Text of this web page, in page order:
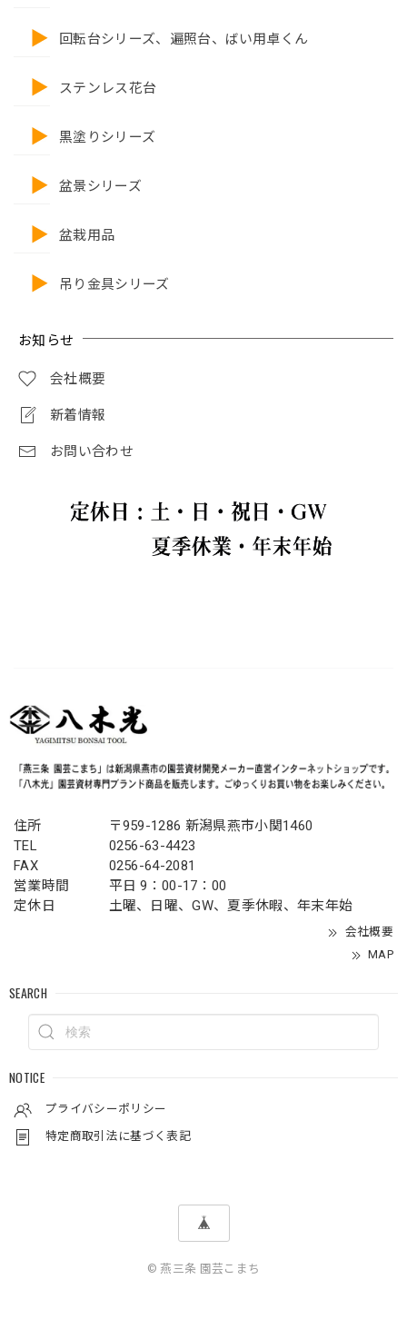
回転台シリーズ、遍照台、ばい用卓くん
ステンレス花台
黒塗りシリーズ
盆景シリーズ
盆栽用品
吊り金具シリーズ
お知らせ
会社概要
新着情報
お問い合わせ
住所
〒959-1286 新潟県燕市小関1460
TEL
0256-63-4423
FAX
0256-64-2081
営業時間
平日 9：00-17：00
定休日
土曜、日曜、GW、夏季休暇、年末年始
会社概要
MAP
SEARCH
NOTICE
プライバシーポリシー
特定商取引法に基づく表記
© 燕三条 園芸こまち